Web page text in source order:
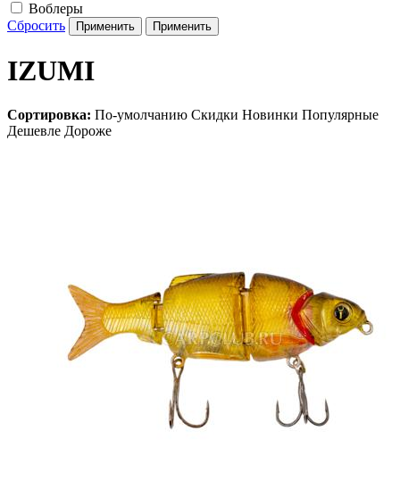
Воблеры
Сбросить
IZUMI
Сортировка: По-умолчанию Скидки Новинки Популярные
Дешевле Дороже